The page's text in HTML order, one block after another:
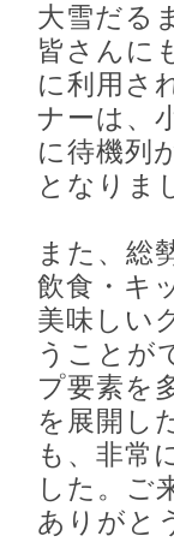
大雪だる
皆さんに
に利用さ
ナーは、
に待機列
となりま
また、総
飲食・キ
美味しい
うことが
プ要素を
を展開し
も、非常
した。ご
ありがと